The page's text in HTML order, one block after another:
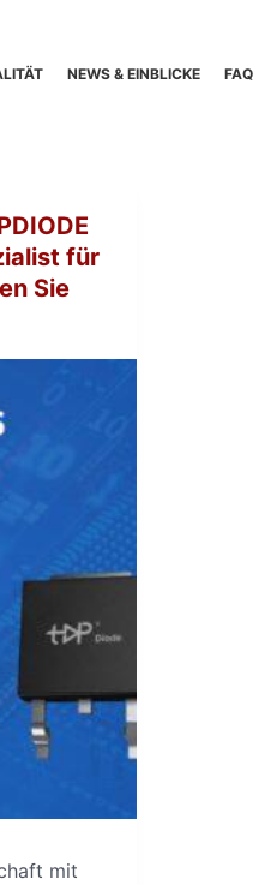
NEWS & EINBLICKE FAQ
für
Sie
mit